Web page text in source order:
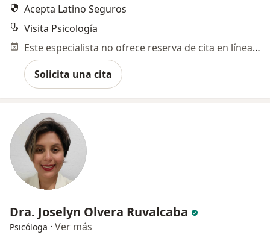
Acepta Latino Seguros
Visita Psicología
Este especialista no ofrece reserva de cita en línea en esta dirección.
Solicita una cita
Dra. Joselyn Olvera Ruvalcaba
Psicóloga · Ver más